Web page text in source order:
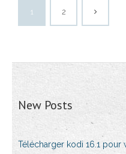
1 2
New Posts
Télécharger kodi 16.1 pour